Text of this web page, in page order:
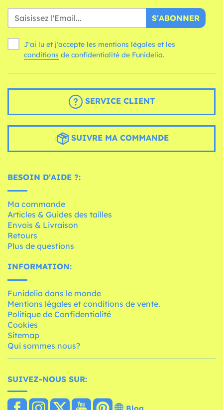
S'ABONNER
J'ai lu et j'accepte les mentions légales et les
conditions de confidentialité de Funidelia.
SERVICE CLIENT
SUIVRE MA COMMANDE
BESOIN D'AIDE ?:
Ma commande
Articles & Guides des tailles
Envois & Livraison
Retours
Plus de questions
INFORMATION:
Funidelia dans le monde
Mentions légales et conditions de vente.
Politique de Confidentialité
Cookies
Sitemap
Qui sommes nous?
SUIVEZ-NOUS SUR: